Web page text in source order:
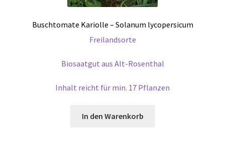
Buschtomate Kariolle – Solanum lycopersicum
Freilandsorte
Biosaatgut aus Alt-Rosenthal
Inhalt reicht für min. 17 Pflanzen
In den Warenkorb